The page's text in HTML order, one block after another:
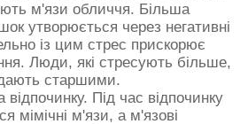
м'язи обличчя. Більша
утворюється через негативні
із цим стрес прискорює
Люди, які стресують більше,
старшими.
відпочинку. Під час відпочинку
мімічні м'язи, а м'язові